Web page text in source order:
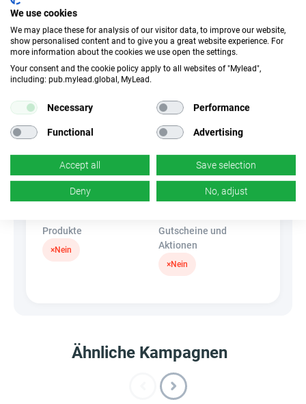
Traffic-Typ
Unerlaubter
Incentivierter Traffic
EPC
k.A.
CR
Deeplink
✓ Ja
Banner
Nein
HideLink
Produkte
×Nein
Gutscheine und
Aktionen
×Nein
Ähnliche Kampagnen
We use cookies
We may place these for analysis of our visitor data, to improve our website,
show personalised content and to give you a great website experience. For
more information about the cookies we use open the settings.
Your consent and the cookie policy apply to all websites of "Mylead",
including: pub.mylead.global, MyLead.
Necessary Performance
Functional Advertising
Accept all Save selection
Deny No, adjust